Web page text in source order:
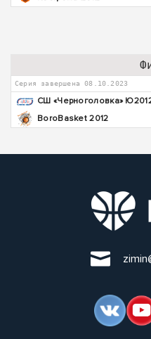
Серия завершена 08.10.2023
СШ «Черноголовка»
BoroBasket 2012